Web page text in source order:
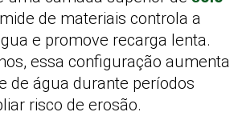
de materiais controla a
e promove recarga lenta.
essa configuração aumenta
de água durante períodos
risco de erosão.